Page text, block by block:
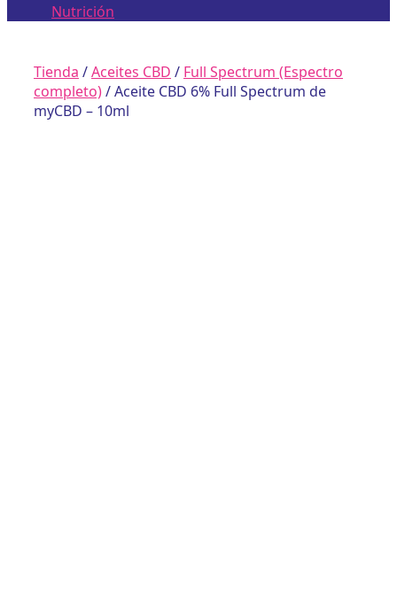
Nutrición
Tienda /Aceites CBD / Full Spectrum (Espectro
completo)/ Aceite CBD 6% Full Spectrum de
myCBD – 10ml